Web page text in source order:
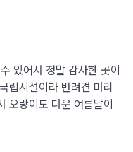
있어서 정말 감사한 곳이
립시설이라 반려견 머리
오랑이도 더운 여름날이